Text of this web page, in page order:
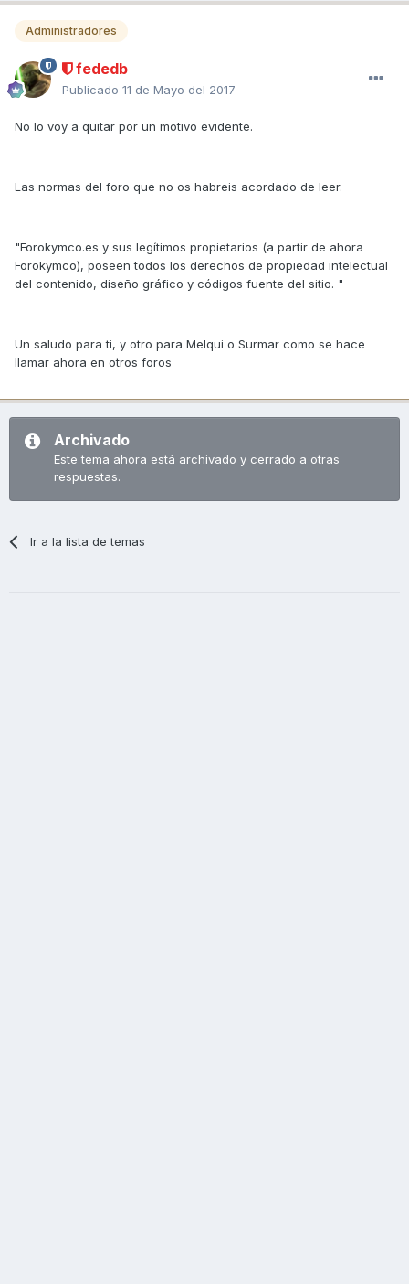
Administradores
fededb
Publicado 11 de Mayo del 2017
No lo voy a quitar por un motivo evidente.
Las normas del foro que no os habreis acordado de leer.
"Forokymco.es y sus legítimos propietarios (a partir de ahora
Forokymco), poseen todos los derechos de propiedad intelectual
del contenido, diseño gráfico y códigos fuente del sitio. "
Un saludo para ti, y otro para Melqui o Surmar como se hace
llamar ahora en otros foros
Archivado
Este tema ahora está archivado y cerrado a otras
respuestas.
Ir a la lista de temas